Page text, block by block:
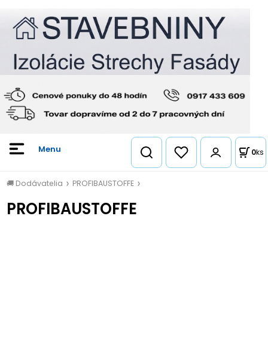
0ks
🚚 Dodávatelia PROFIBAUSTOFFE
PROFIBAUSTOFFE